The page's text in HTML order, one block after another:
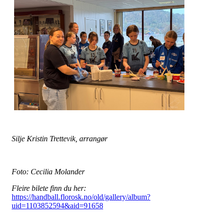
Silje Kristin Trettevik, arrangør
Foto: Cecilia Molander
Fleire bilete finn du her:
https://handball.florosk.no/old/gallery/album?
uid=1103852594&aid=91658